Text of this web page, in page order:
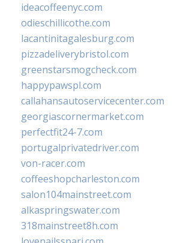
ideacoffeenyc.com
odieschillicothe.com
lacantinitagalesburg.com
pizzadeliverybristol.com
greenstarsmogcheck.com
happypawspl.com
callahansautoservicecenter.com
georgiascornermarket.com
perfectfit24-7.com
portugalprivatedriver.com
von-racer.com
coffeeshopcharleston.com
salon104mainstreet.com
alkaspringswater.com
318mainstreet8h.com